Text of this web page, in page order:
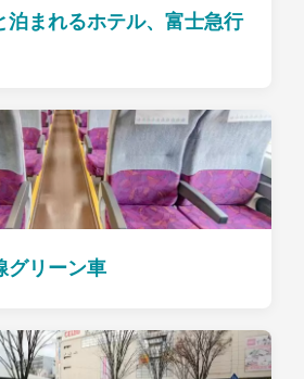
泊まれるホテル、富士急行
グリーン車